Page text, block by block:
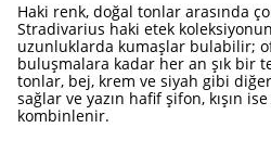
Haki renk, doğal tonlar arasında
Stradivarius haki etek
uzunluklarda kumaşlar bulabilir;
buluşmalara kadar her an şık bir
tonlar, bej, krem ve siyah gibi
sağlar ve yazın hafif şifon, kışın
kombinlenir.